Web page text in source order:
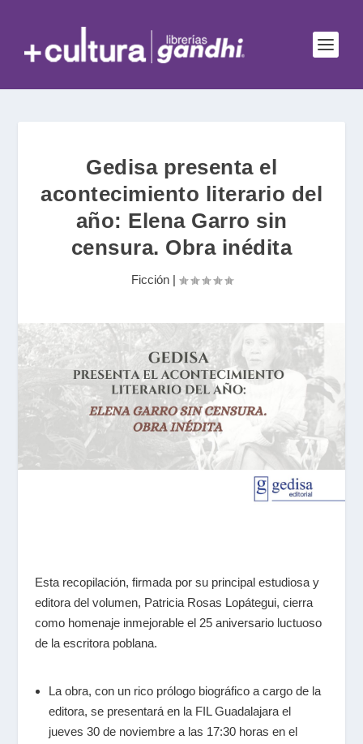
Gedisa presenta el
acontecimiento literario del
año: Elena Garro sin
censura. Obra inédita
Ficción|
Esta recopilación, firmada por su principal estudiosa y
editora del volumen, Patricia Rosas Lopátegui, cierra
como homenaje inmejorable el 25 aniversario luctuoso
de la escritora poblana.
La obra, con un rico prólogo biográfico a cargo de la
editora, se presentará en la FIL Guadalajara el
jueves 30 de noviembre a las 17:30 horas en el